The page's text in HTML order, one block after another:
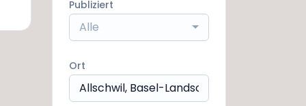
Publiziert
Alle
Ort